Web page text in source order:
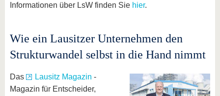
Informationen über LsW finden Sie hier.
Wie ein Lausitzer Unternehmen den
Strukturwandel selbst in die Hand nimmt
Das Lausitz Magazin -
Magazin für Entscheider,